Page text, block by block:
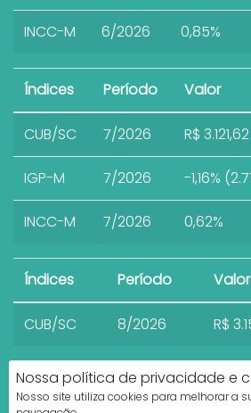
Nossa política de privacidade e
Nosso site utiliza cookies para melhorar a
INCC-M 6/2026 0,85%
Índices Período Valor
CUB/SC 7/2026 R$
IGP-M 7/2026 -1,16%
INCC-M 7/2026 0,62%
Índices Período Valor
CUB/SC 8/2026 R$